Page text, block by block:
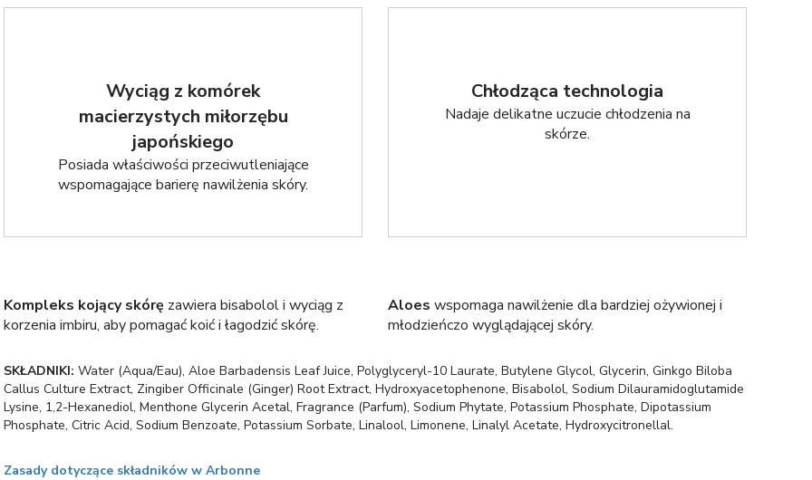
Wyciąg z komórek
macierzystych miłorzębu
japońskiego
Posiada właściwości przeciwutleniające
wspomagające barierę nawilżenia skóry.
Chłodząca technologia
Nadaje delikatne uczucie chłodzenia na
skórze.
Kompleks kojący skórę zawiera bisabolol i wyciąg z
korzenia imbiru, aby pomagać koić i łagodzić skórę.
Aloes wspomaga nawilżenie dla bardziej ożywionej i
młodzieńczo wyglądającej skóry.
SKŁADNIKI: Water (Aqua/Eau), Aloe Barbadensis Leaf Juice, Polyglyceryl-10 Laurate, Butylene Glycol, Glycerin, Ginkgo Biloba
Callus Culture Extract, Zingiber Officinale (Ginger) Root Extract, Hydroxyacetophenone, Bisabolol, Sodium Dilauramidoglutamide
Lysine, 1,2-Hexanediol, Menthone Glycerin Acetal, Fragrance (Parfum), Sodium Phytate, Potassium Phosphate, Dipotassium
Phosphate, Citric Acid, Sodium Benzoate, Potassium Sorbate, Linalool, Limonene, Linalyl Acetate, Hydroxycitronellal.
Zasady dotyczące składników w Arbonne